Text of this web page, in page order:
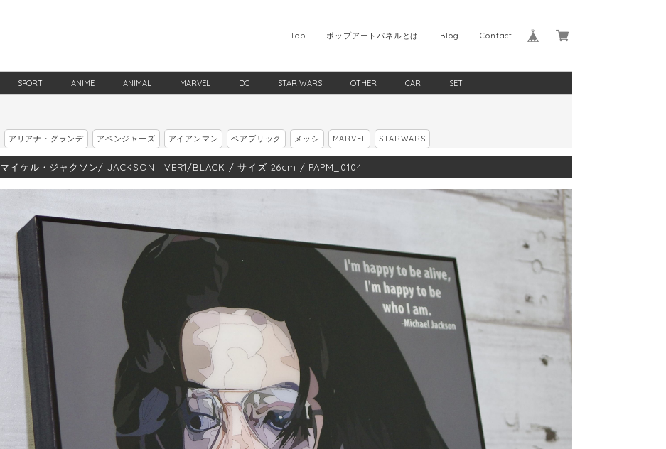
Contact
Blog
ポップアートパネルとは
Top
SPORT ANIME ANIMAL MARVEL DC STAR WARS OTHER CAR SET
アリアナ・グランデ アベンジャーズ アイアンマン ベアブリック メッシ MARVEL STARWARS
マイケル・ジャクソン/ JACKSON : VER1/BLACK / サイズ 26cm / PAPM_0104